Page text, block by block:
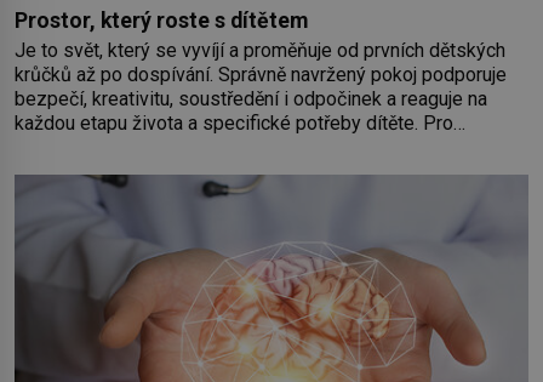
Prostor, který roste s dítětem
Je to svět, který se vyvíjí a proměňuje od prvních dětských
krůčků až po dospívání. Správně navržený pokoj podporuje
bezpečí, kreativitu, soustředění i odpočinek a reaguje na
každou etapu života a specifické potřeby dítěte. Pro
by pokoj miminka měl působit především klidně a útulně.
Předškolní věk je